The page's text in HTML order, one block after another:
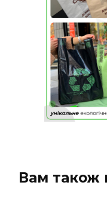
Вам також